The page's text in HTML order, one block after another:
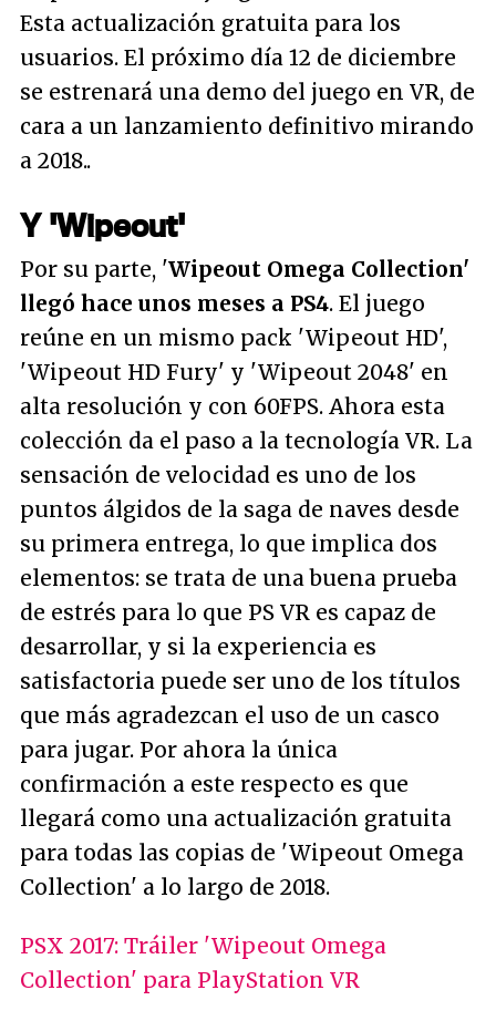
Esta actualización gratuita para los
usuarios. El próximo día 12 de diciembre
se estrenará una demo del juego en VR, de
cara a un lanzamiento definitivo mirando
a 2018..
Y 'Wipeout'
Por su parte, 'Wipeout Omega Collection'
llegó hace unos meses a PS4. El juego
reúne en un mismo pack 'Wipeout HD',
'Wipeout HD Fury' y 'Wipeout 2048' en
alta resolución y con 60FPS. Ahora esta
colección da el paso a la tecnología VR. La
sensación de velocidad es uno de los
puntos álgidos de la saga de naves desde
su primera entrega, lo que implica dos
elementos: se trata de una buena prueba
de estrés para lo que PS VR es capaz de
desarrollar, y si la experiencia es
satisfactoria puede ser uno de los títulos
que más agradezcan el uso de un casco
para jugar. Por ahora la única
confirmación a este respecto es que
llegará como una actualización gratuita
para todas las copias de 'Wipeout Omega
Collection' a lo largo de 2018.
PSX 2017: Tráiler 'Wipeout Omega
Collection' para PlayStation VR